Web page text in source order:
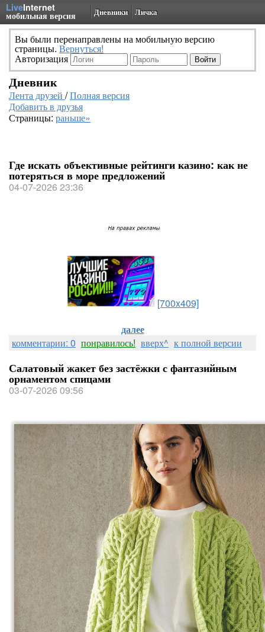
LiveInternet
мобильная версия Дневники Личка
Вы были перенаправлены на мобильную версию
страницы. Вернуться!
Авторизация
Дневник
Лента друзей /Полная версия
Добавить в друзья
Страницы: раньше»
Где искать объективные рейтинги казино: как не
потеряться в море предложений
04-07-2026 23:36
[700x409]
далее
комментарии: 0 понравилось! вверх^ к полной версии
Салатовый жакет без застёжки с фантазийным
орнаментом спицами
03-07-2026 09:56